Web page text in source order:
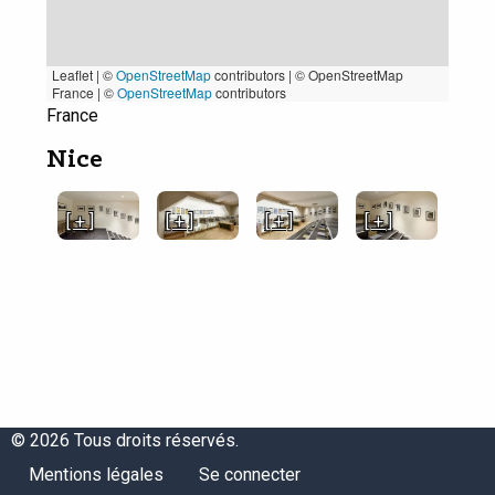
Leaflet | ©OpenStreetMapcontributors | © OpenStreetMap
France | ©OpenStreetMapcontributors
France
Nice
[ + ] [ + ] [ + ] [ + ]
© 2026 Tous droits réservés.
Menu
Mentions légales
Menu
Se connecter